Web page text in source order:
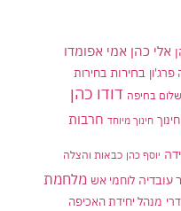
אלי כהן אמי אפומדו
פרג'ון בחירות בחירות
בחיפה דודו כהן
חינוך חינוך מיוחד חרבות
יוסף כהן כבאות והצלה
עובדיה לוחמי אש מלחמת
מנהל יחידת האכיפה